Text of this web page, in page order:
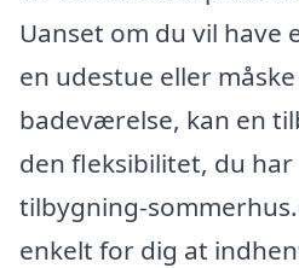
Uanset om du vil have
en udestue eller
badeværelse, kan en
den fleksibilitet, du har
tilbygning-
enkelt for dig at